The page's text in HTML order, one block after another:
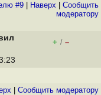
#9 Наверх
Cообщить
модератору
+ / –
Cообщить модератору